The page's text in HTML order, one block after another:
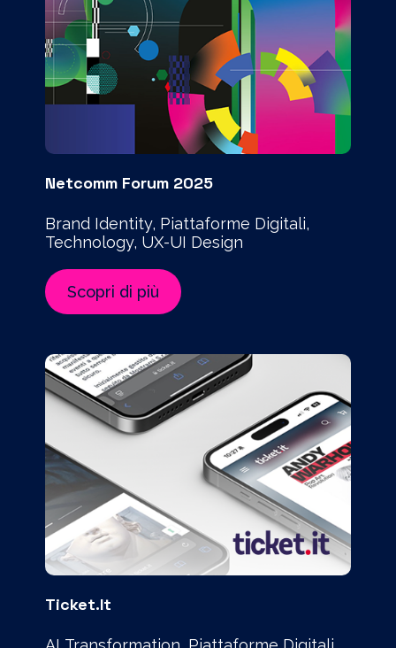
Netcomm Forum 2025
Brand Identity, Piattaforme Digitali,
Technology, UX-UI Design
Scopri di più
Ticket.it